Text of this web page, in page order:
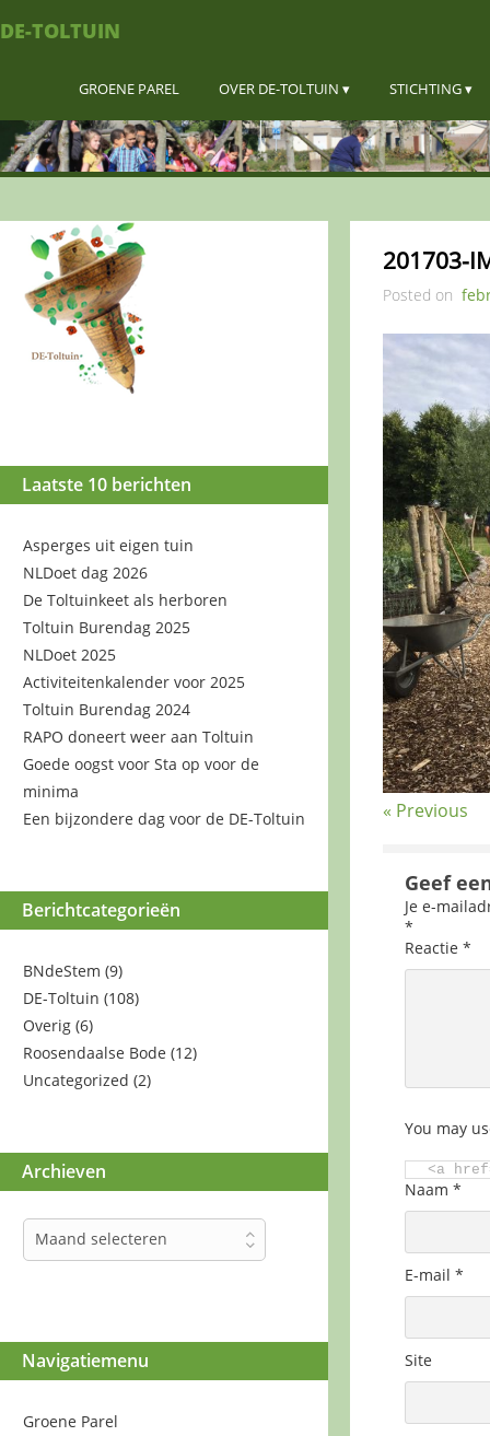
DE-TOLTUIN
GROENE PAREL OVER DE-TOLTUIN STICHTING
Laatste 10 berichten
Asperges uit eigen tuin
NLDoet dag 2026
De Toltuinkeet als herboren
Toltuin Burendag 2025
NLDoet 2025
Activiteitenkalender voor 2025
Toltuin Burendag 2024
RAPO doneert weer aan Toltuin
Goede oogst voor Sta op voor de
minima
Een bijzondere dag voor de DE-Toltuin
Berichtcategorieën
BNdeStem (9)
DE-Toltuin (108)
Overig (6)
Roosendaalse Bode (12)
Uncategorized (2)
Archieven
Archieven
Maand selecteren
Navigatiemenu
Groene Parel
201703-
Posted on
« Previous
Geef
Je e-
*
Reactie *
You may
<a
Naam *
E-mail *
Site